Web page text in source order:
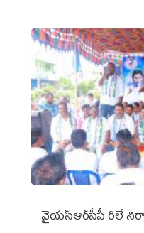
వైయ‌స్ఆర్‌సీపీ రిలే